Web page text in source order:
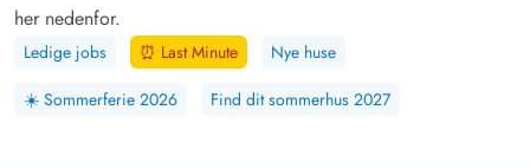
her nedenfor.
Ledige jobs ⏰ Last Minute
Nye huse
☀️ Sommerferie 2026 Find dit sommerhus 2027